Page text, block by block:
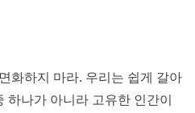
화하지 마라. 우리는 쉽게 갈아
하나가 아니라 고유한 인간이